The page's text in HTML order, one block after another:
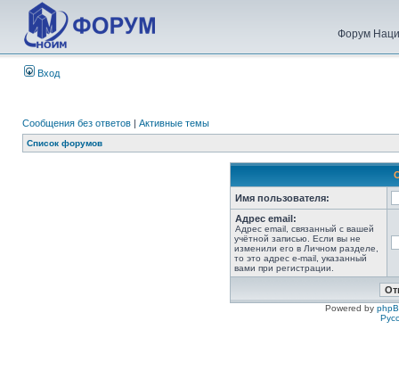
Форум
Вход
Сообщения без ответов | Активные темы
Список форумов
Имя пользователя:
Адрес email:
Адрес email, связанный с вашей
учётной записью. Если вы не
изменили его в Личном разделе,
то это адрес e-mail, указанный
вами при регистрации.
Powered by